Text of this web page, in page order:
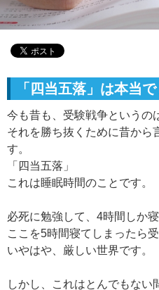
「四当五落」は本当
今も昔も、受験戦争というの
それを勝ち抜くために昔から
す。
「四当五落」
これは睡眠時間のことです。
必死に勉強して、4時間しか
ここを5時間寝てしまったら受
いやはや、厳しい世界です。
しかし、これはとんでもない